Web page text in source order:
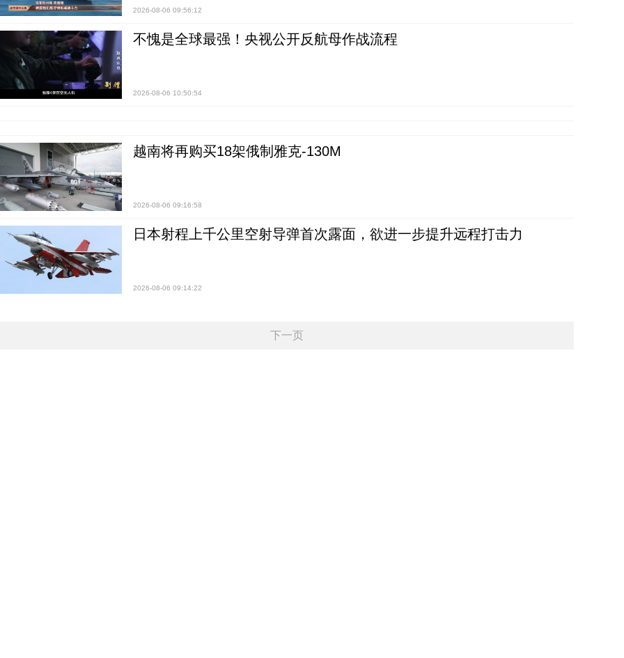
2026-08-06 09:56:12
不愧是全球最强！央视公开反航母作战流程
2026-08-06 10:50:54
越南将再购买18架俄制雅克-130M
2026-08-06 09:16:58
日本射程上千公里空射导弹首次露面，欲进一步提升远程打击力
2026-08-06 09:14:22
下一页